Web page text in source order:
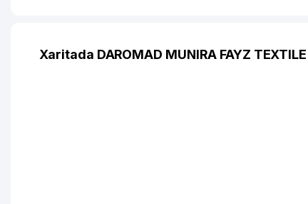
Xaritada DAROMAD MUNIRA FAYZ